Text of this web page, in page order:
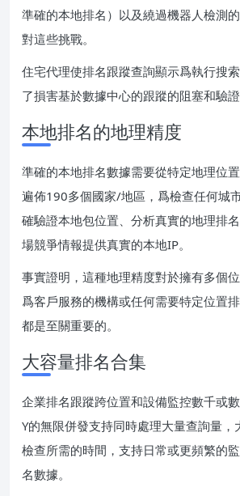
準確的本地排名）以及繞過機器人檢測
對這些挑戰。
住宅代理使排名跟蹤查詢顯示爲執行搜
了損害基於數據中心的跟蹤的阻塞和驗證
本地排名的地理精度
準確的本地排名數據需要從特定地理位
遍佈190多個國家/地區，爲檢查任何城
確驗證本地包位置、分析真實的地理排
場競爭情報提供真實的本地IP。
事實證明，這種地理精度對於擁有多個
爲客戶服務的機構或任何需要特定位置
都是至關重要的。
大容量排名合集
企業排名跟蹤跨位置和設備監控數千或
Y的無限併發支持同時處理大量查詢量，
檢查所需的時間，支持日常或更頻繁的
名數據。